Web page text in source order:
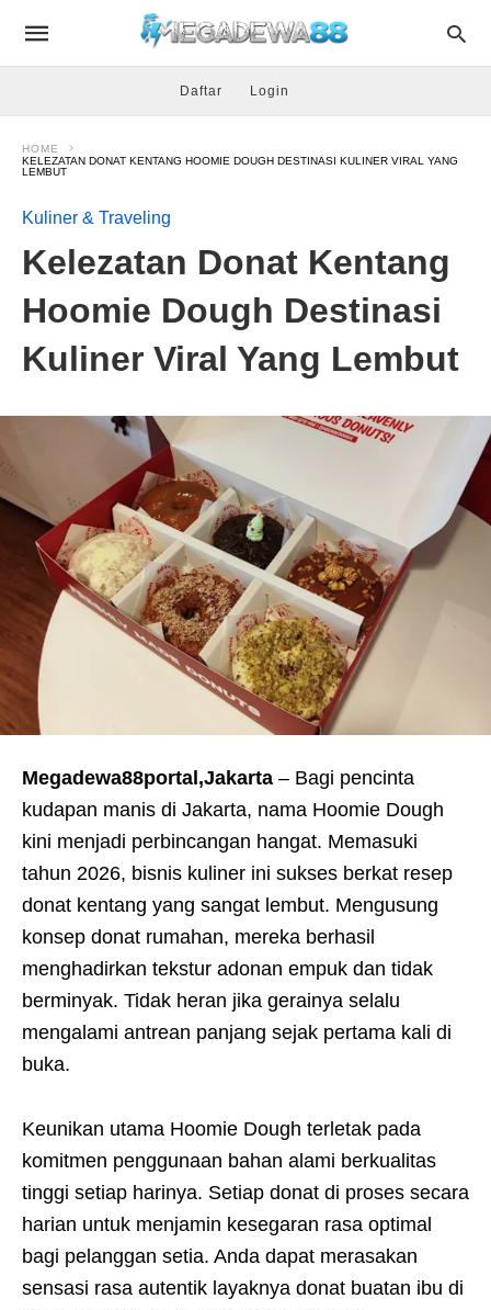
Daftar Login
HOME
KELEZATAN DONAT KENTANG HOOMIE DOUGH DESTINASI KULINER VIRAL YANG
LEMBUT
Kuliner & Traveling
Kelezatan Donat Kentang
Hoomie Dough Destinasi
Kuliner Viral Yang Lembut
Megadewa88portal,Jakarta – Bagi pencinta
kudapan manis di Jakarta, nama Hoomie Dough
kini menjadi perbincangan hangat. Memasuki
tahun 2026, bisnis kuliner ini sukses berkat resep
donat kentang yang sangat lembut. Mengusung
konsep donat rumahan, mereka berhasil
menghadirkan tekstur adonan empuk dan tidak
berminyak. Tidak heran jika gerainya selalu
mengalami antrean panjang sejak pertama kali di
buka.
Keunikan utama Hoomie Dough terletak pada
komitmen penggunaan bahan alami berkualitas
tinggi setiap harinya. Setiap donat di proses secara
harian untuk menjamin kesegaran rasa optimal
bagi pelanggan setia. Anda dapat merasakan
sensasi rasa autentik layaknya donat buatan ibu di